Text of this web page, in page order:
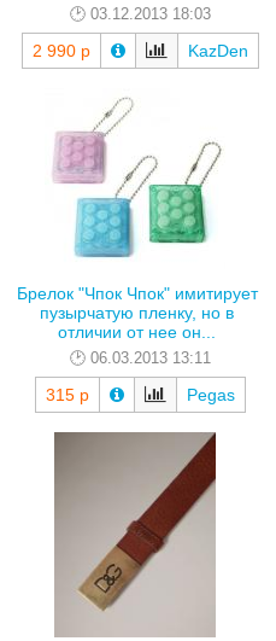
03.12.2013 18:03
2 990 р KazDen
Брелок "Чпок Чпок" имитирует
пузырчатую пленку, но в
отличии от нее он...
06.03.2013 13:11
315 р Pegas